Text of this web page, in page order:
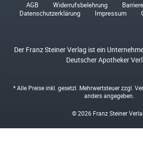
AGB Widerrufsbelehrung
Datenschutzerklärung
Impressum
Der Franz Steiner Verlag ist ein
Deutscher Apotheker
* Alle Preise inkl. gesetzl. Mehrwertsteuer zzgl.
anders angegeben.
© 2026 Franz Steiner